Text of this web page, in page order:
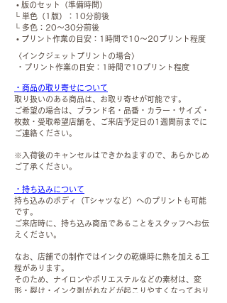
• 版のセット（準備時間）
└ 単色（1版）：10分前後
└ 多色：20〜30分前後
• プリント作業の目安：1時間で10〜20プリント程度
〈インクジェットプリントの場合〉
・プリント作業の目安：1時間で10プリント程度
・商品の取り寄せについて
取り扱いのある商品は、お取り寄せが可能です。
ご希望の場合は、ブランド名・品番・カラー・サイズ・
枚数・受取希望店舗を、ご来店予定日の1週間前までに
ご連絡ください。
※入荷後のキャンセルはできかねますので、あらかじめ
ご了承ください。
・持ち込みについて
持ち込みのボディ（Tシャツなど）へのプリントも可能
です。
ご来店時に、持ち込み商品であることをスタッフへお伝
えください。
なお、店舗での制作ではインクの乾燥時に熱を加える工
程があります。
そのため、ナイロンやポリエステルなどの素材は、変
形・裂け・インク剥がれなどが起こりやすくなっており